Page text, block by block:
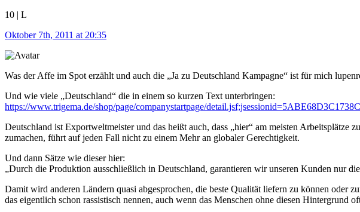
10 | L
Oktober 7th, 2011 at 20:35
Was der Affe im Spot erzählt und auch die „Ja zu Deutschland Kampagne“ ist für mich
Und wie viele „Deutschland“ die in einem so kurzen Text unterbringen:
https://www.trigema.de/shop/page/companystartpage/
Deutschland ist Exportweltmeister und das heißt auch, dass „hier“ am meisten
zumachen, führt auf jeden Fall nicht zu einem Mehr an globaler Gerechtigkeit.
Und dann Sätze wie dieser hier:
„Durch die Produktion ausschließlich in Deutschland, garantieren wir unseren Kunden nur
Damit wird anderen Ländern quasi abgesprochen, die beste Qualität liefern zu können oder
das eigentlich schon rassistisch nennen, auch wenn das Menschen ohne diesen Hintergrund